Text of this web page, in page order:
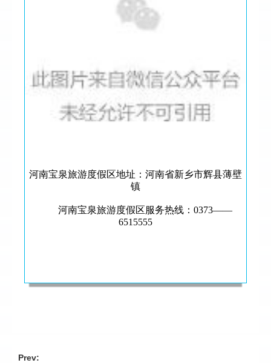
河南宝泉旅游度假区地址：河南省新乡市辉县薄壁
镇
河南宝泉旅游度假区服务热线：0373——
6515555
Prev: